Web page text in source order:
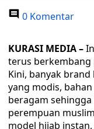
0 Komentar
KURASI MEDIA –
terus berkembang
Kini, banyak
yang modis,
beragam
perempuan
model hijab